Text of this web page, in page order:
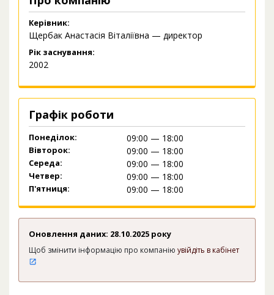
Керівник:
Щербак Анастасія Віталіївна — директор
Рік заснування:
2002
Графік роботи
Понеділок: 09:00 — 18:00
Вівторок: 09:00 — 18:00
Середа: 09:00 — 18:00
Четвер: 09:00 — 18:00
П'ятниця: 09:00 — 18:00
Оновлення даних: 28.10.2025 року
Щоб змінити інформацію про компанію увійдіть в кабінет